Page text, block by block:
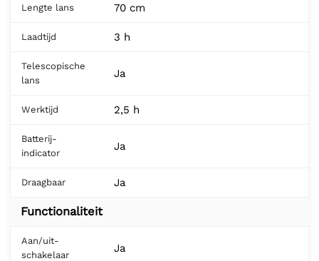
Lengte lans 70 cm
Laadtijd 3 h
Telescopische
lans
Ja
Werktijd 2,5 h
Batterij-
indicator
Ja
Draagbaar Ja
Functionaliteit
Aan/uit-
schakelaar
Ja